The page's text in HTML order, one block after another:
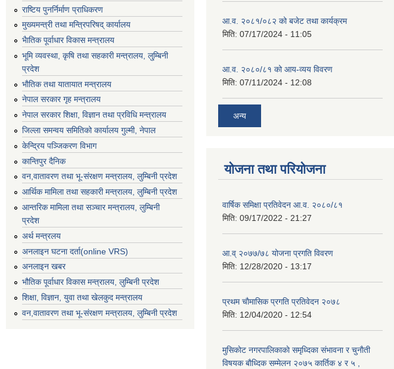
राष्टिय पुनर्निर्माण प्राधिकरण
मुख्यमन्त्री तथा मन्त्रिपरिषद् कार्यालय
भैातिक पूर्वाधार विकास मन्त्रालय
भूमि व्यवस्था, कृषि तथा सहकारी मन्त्रालय, लु्म्बिनी
प्रदेश
भाैतिक तथा यातायात मन्त्रालय
नेपाल सरकार गृह मन्त्रालय
नेपाल सरकार शिक्षा, विज्ञान तथा प्रविधि मन्त्रालय
जिल्ला समन्वय समितिको कार्यालय गुल्मी, नेपाल
केन्द्रिय पञ्जिकरण विभाग
कान्तिपुर दैनिक
वन,वातावरण तथा भू-संरक्षण मन्त्रालय, लुम्बिनी प्रदेश
आर्थिक मामिला तथा सहकारी मन्त्रालय, लुम्बिनी प्रदेश
आन्तरिक मामिला तथा सञ्चार मन्त्रालय, लुम्बिनी
प्रदेश
अर्थ मन्त्रलय
अनलाइन घटना दर्ता(online VRS)
अनलाइन खबर
भौतिक पूर्वाधार विकास मन्त्रालय, लुम्बिनी प्रदेश
शिक्षा, विज्ञान, युवा तथा खेलकुद मन्‍‍त्रालय
वन,वातावरण तथा भू-संरक्षण मन्त्रालय, लुम्बिनी प्रदेश
आ.व. २०८१/०८२ को बजेट तथा कार्यक्रम
मिति: 07/17/2024 - 11:05
आ.व. २०८०/८१ को आय-व्यय विवरण
मिति: 07/11/2024 - 12:08
अन्य
योजना तथा परियोजना
वार्षिक समिक्षा प्रतिवेदन आ.व. २०८०/८१
मिति: 09/17/2022 - 21:27
आ.व् २०७७/७८ योजना प्रगति विवरण
मिति: 12/28/2020 - 13:17
प्रथम चाैमासिक प्रगति प्रतिवेदन २०७८
मिति: 12/04/2020 - 12:54
मुसिकाेट नगरपालिकाकाे समृध्दिका संभावना र चुनाैती
विषयक बाैध्दिक सम्मेलन २०७५ कार्तिक ४ र ५ ,